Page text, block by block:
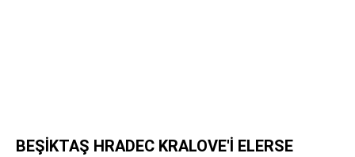
BEŞİKTAŞ HRADEC KRALOVE'İ ELERSE